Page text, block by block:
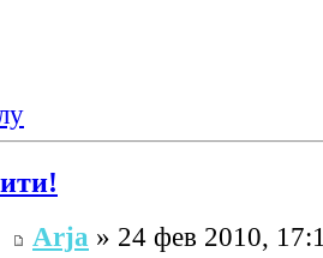
Arja » 24 фев 2010,